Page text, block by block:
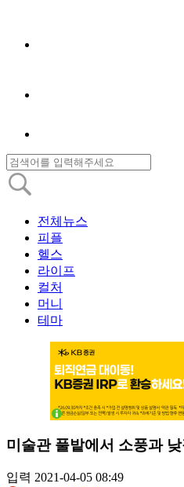
전체뉴스
피플
헬스
라이프
컬처
머니
테마
미술관 풀밭에서 소풍과
입력 2021-04-05 08:49